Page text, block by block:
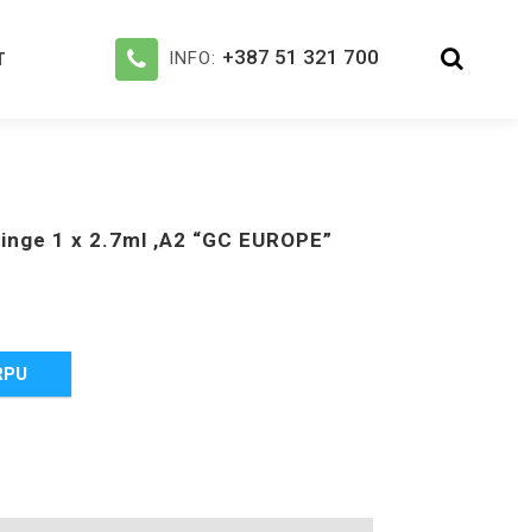
INFO: +387 51 321 700
1 x 2.7ml ,A2 “GC EUROPE”